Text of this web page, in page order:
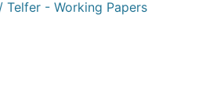
- Working Papers